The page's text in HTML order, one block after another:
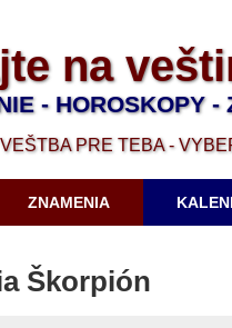
na
- HOROSKOPY -
PRE TEBA -
ZNAMENIA
Škorpión